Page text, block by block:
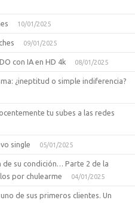
10/01/2025
09/01/2025
con IA en HD 4k 08/01/2025
¿ineptitud o simple indiferencia?
tu subes a las redes
single 05/01/2025
de su condición… Parte 2 de la
por chulearme
04/01/2025
de sus primeros clientes. Un